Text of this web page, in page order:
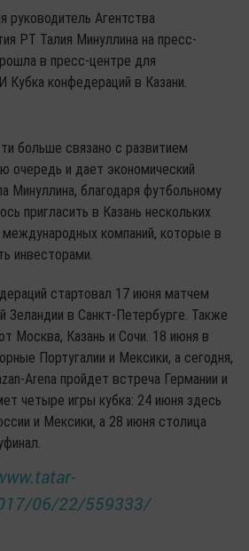
руководитель Агентства
РТ Талия Минуллина на пресс-
в пресс-центре для
Кубка конфедераций в Казани.
больше связано с развитием
очередь и дает экономический
Минуллина, благодаря футбольному
пригласить в Казань нескольких
международных компаний, которые в
инвесторами.
стартовал 17 июня матчем
Зеландии в Санкт-Петербурге. Также
Москва, Казань и Сочи. 18 июня в
Португалии и Мексики, а сегодня,
Arena пройдет встреча Германии и
четыре игры кубка: 24 июня здесь
и Мексики, а 28 июня столица
06/22/559333/